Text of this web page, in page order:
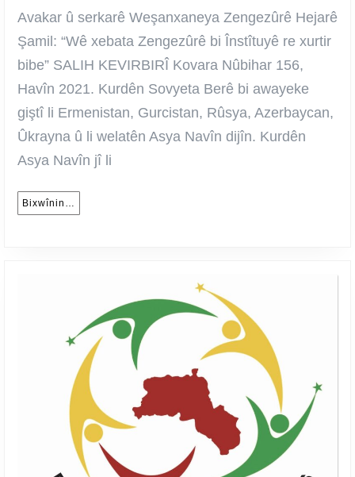
Zengezûrê
Hejarê
Şamil
Avakar û serkarê Weşanxaneya Zengezûrê Hejarê
Şamil: “Wê xebata Zengezûrê bi Înstîtuyê re xurtir
bibe” SALIH KEVIRBIRÎ Kovara Nûbihar 156,
Havîn 2021. Kurdên Sovyeta Berê bi awayeke
giştî li Ermenistan, Gurcistan, Rûsya, Azerbaycan,
Ûkrayna û li welatên Asya Navîn dijîn. Kurdên
Asya Navîn jî li
Bixwînin…